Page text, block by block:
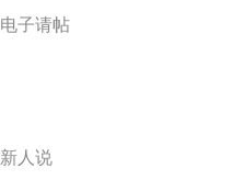
电子请帖
新人说